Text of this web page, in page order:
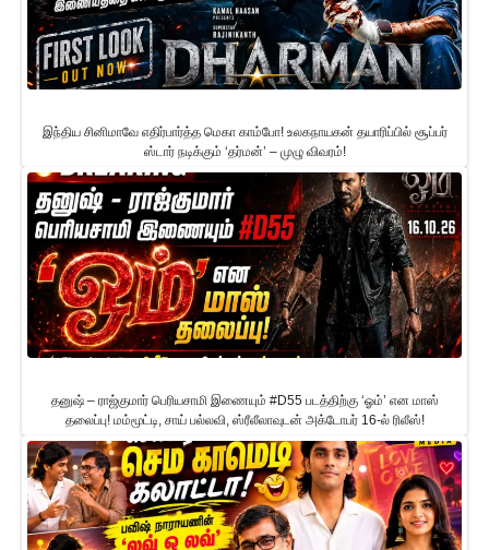
இந்திய சினிமாவே எதிர்பார்த்த மெகா காம்போ! உலகநாயகன் தயாரிப்பில் சூப்பர்
ஸ்டார் நடிக்கும் ‘தர்மன்’ – முழு விவரம்!
தனுஷ் – ராஜ்குமார் பெரியசாமி இணையும் #D55 படத்திற்கு ‘ஓம்’ என மாஸ்
தலைப்பு! மம்மூட்டி, சாய் பல்லவி, ஸ்ரீலீலாவுடன் அக்டோபர் 16-ல் ரிலீஸ்!